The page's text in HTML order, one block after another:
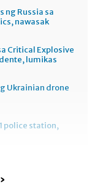
ng Russia sa
nawasak
Critical Explosive
lumikas
Ukrainian drone
police station,